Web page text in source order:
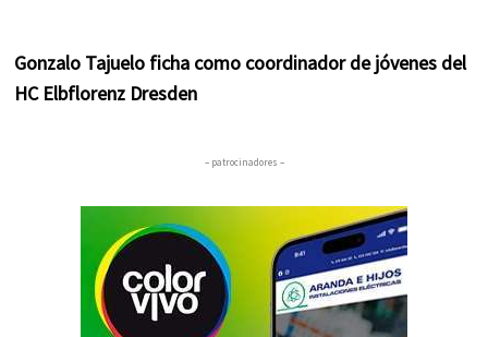
Gonzalo Tajuelo ficha como coordinador de jóvenes del
HC Elbflorenz Dresden
– patrocinadores –